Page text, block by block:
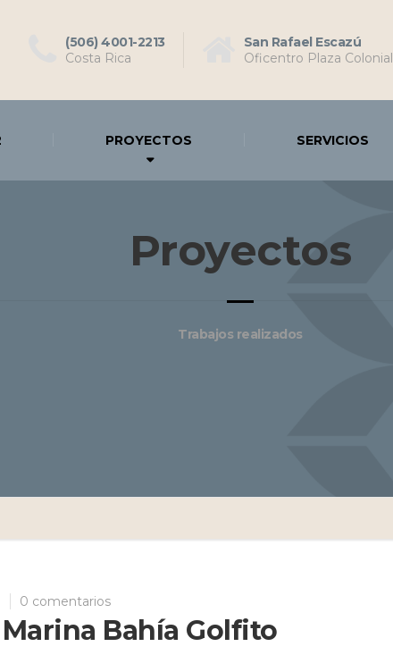
(506) 4001-2213
Costa Rica
San Rafael Escazú
Oficentro Plaza Colonial
PROYECTOS SERVICIOS
Proyectos
Trabajos realizados
0 comentarios
Bahía Golfito